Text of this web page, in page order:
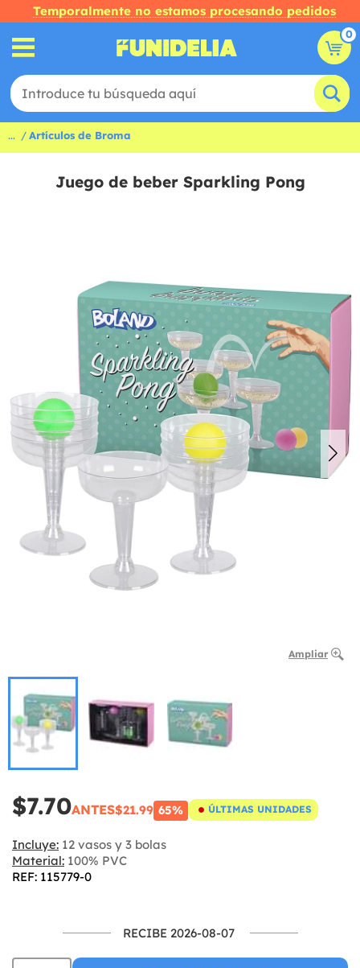
Temporalmente no estamos procesando pedidos
0
... Artículos de Broma
Juego de beber Sparkling Pong
Ampliar
$7.70ANTES$21.99 65% ÚLTIMAS UNIDADES
Incluye: 12 vasos y 3 bolas
Material: 100% PVC
REF: 115779-0
RECIBE 2026-08-07